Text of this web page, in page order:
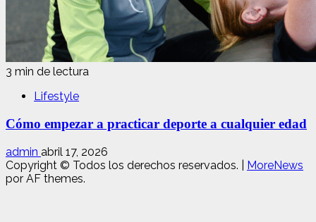
3 min de lectura
Lifestyle
Cómo empezar a practicar deporte a cualquier edad
admin abril 17, 2026
Copyright © Todos los derechos reservados.
MoreNews
por AF themes.